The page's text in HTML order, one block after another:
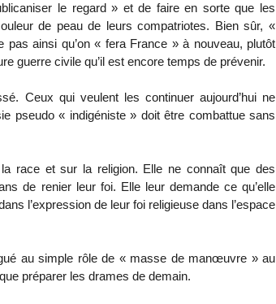
le regard » et de faire en sorte que les
de peau de leurs compatriotes. Bien sûr, «
ainsi qu’on « fera France » à nouveau, plutôt
guerre civile qu’il est encore temps de prévenir.
Ceux qui veulent les continuer aujourd’hui ne
pseudo « indigéniste » doit être combattue sans
la race et sur la religion. Elle ne connaît que des
de renier leur foi. Elle leur demande ce qu’elle
l’expression de leur foi religieuse dans l’espace
au simple rôle de « masse de manœuvre » au
préparer les drames de demain.